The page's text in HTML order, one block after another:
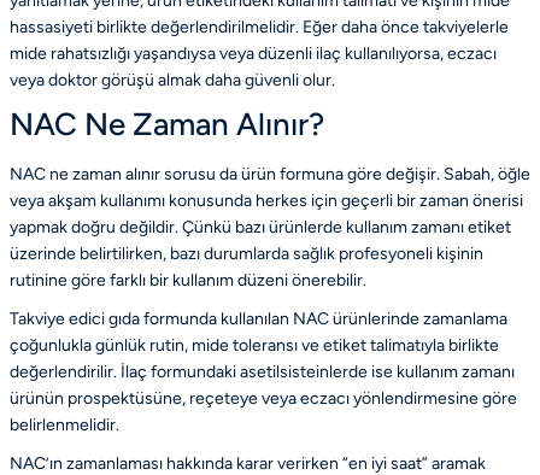
hassasiyeti birlikte değerlendirilmelidir. Eğer daha önce takviyelerle
mide rahatsızlığı yaşandıysa veya düzenli ilaç kullanılıyorsa, eczacı
veya doktor görüşü almak daha güvenli olur.
NAC Ne Zaman Alınır?
NAC ne zaman alınır sorusu da ürün formuna göre değişir. Sabah, öğle
veya akşam kullanımı konusunda herkes için geçerli bir zaman önerisi
yapmak doğru değildir. Çünkü bazı ürünlerde kullanım zamanı etiket
üzerinde belirtilirken, bazı durumlarda sağlık profesyoneli kişinin
rutinine göre farklı bir kullanım düzeni önerebilir.
Takviye edici gıda formunda kullanılan NAC ürünlerinde zamanlama
çoğunlukla günlük rutin, mide toleransı ve etiket talimatıyla birlikte
değerlendirilir. İlaç formundaki asetilsisteinlerde ise kullanım zamanı
ürünün prospektüsüne, reçeteye veya eczacı yönlendirmesine göre
belirlenmelidir.
NAC’ın zamanlaması hakkında karar verirken “en iyi saat” aramak